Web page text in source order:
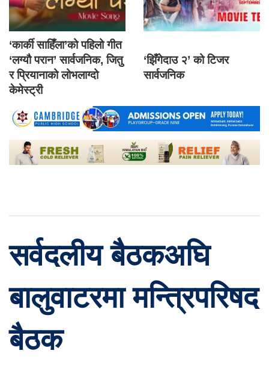
‘कार्की साहिँला’को पहिलो गीत
‘लग्यौ परान’ सार्वजनिक, जितु
र प्रियानाको लोभलाग्दो
केमेस्ट्री
‘झिँगेदाउ २’ को टिजर
सार्वजनिक
सर्वदलीय बैठकअघि
बालुवाटरमा मन्त्रिपरिषद
बैठक